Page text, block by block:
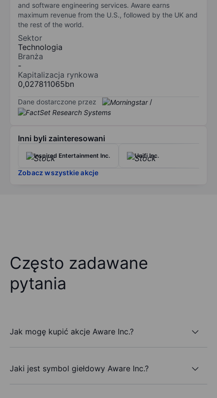
and software engineering services. Aware earns
maximum revenue from the U.S., followed by the UK and
the rest of the world.
Sektor
Technologia
Branża
-
Kapitalizacja rynkowa
0,027811065bn
Dane dostarczone przez /
Inni byli zainteresowani
Inspired Entertainment Inc. Unifi Inc.
Zobacz wszystkie akcje
Często zadawane
pytania
Jak mogę kupić akcje Aware Inc.?
Jaki jest symbol giełdowy Aware Inc.?